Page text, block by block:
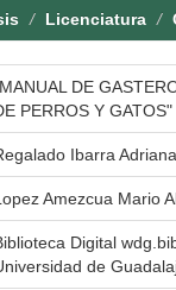
Licenciatura
DE
PERROS Y GATOS"
Ibarra
Amezcua Mario
Digital
de